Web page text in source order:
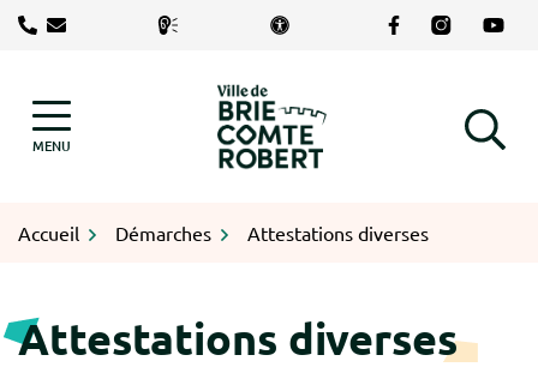
Aller
Lien vers le
Lien vers le
Lien
MENU Logo Brie-Comte-Robert
RECHERCHE
Accueil Démarches Attestations diverses
Attestations diverses